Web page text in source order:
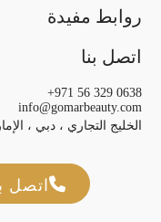
روابط مفيدة
اتصل بنا
+971 56 329 0638
info@gomarbeauty.com
الخليج التجاري ، دبي ،
اتصل